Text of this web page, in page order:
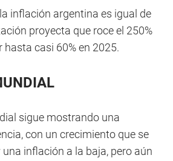
inflación argentina es igual de
proyecta que roce el 250%
casi 60% en 2025.
sigue mostrando una
con un crecimiento que se
inflación a la baja, pero aún